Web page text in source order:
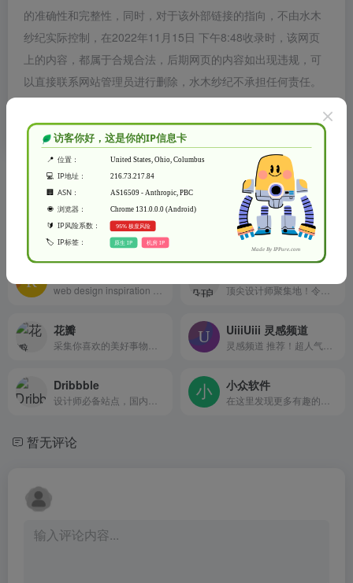
的准确性和完整性，同时，对于该外部链接的指向，不由水木
纱纪实际控制，在2022年11月15日 下午8:48收录时，该网页
上的内容，都属于合规合法，后期网页的内容如出现违规，可
以直接联系网站管理员进行删除，水木纱纪不承担任何责任。
水木纱纪致力于优质、实用的网络站点资源收集与分享！
相关导航
少数派
高品质数字消费指南
Producthunt
发现新鲜有趣的产品
花瓣 UiiiUiii 灵感频道
Dribbble 小众软件
暂无评论